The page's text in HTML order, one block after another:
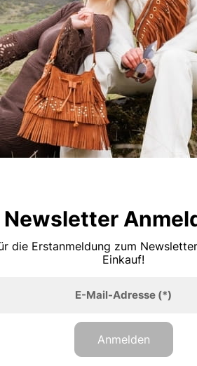
Newsletter
die Erstanmeldung zum
Einkauf!
E-Mail-Adresse(*)
Anmelden